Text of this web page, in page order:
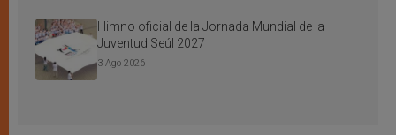
Himno oficial de la Jornada Mundial de la
Juventud Seúl 2027
3 Ago 2026